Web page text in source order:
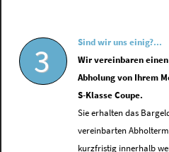
3
Sind wir uns einig?...
Wir vereinbaren
Abholung von Ihrem
S-Klasse Coupe.
Sie erhalten das
vereinbarten
kurzfristig innerhalb